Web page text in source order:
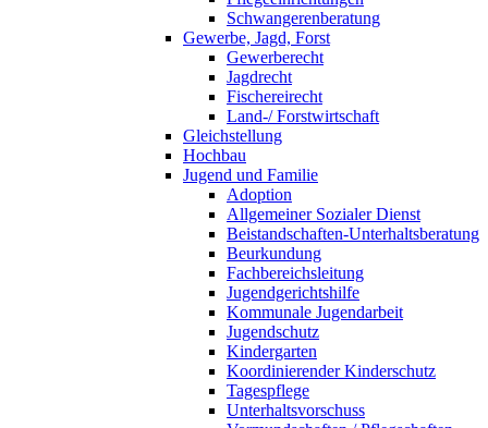
Schwangerenberatung
Gewerbe, Jagd, Forst
Gewerberecht
Jagdrecht
Fischereirecht
Land-/ Forstwirtschaft
Gleichstellung
Hochbau
Jugend und Familie
Adoption
Allgemeiner Sozialer Dienst
Beistandschaften-Unterhaltsberatung
Beurkundung
Fachbereichsleitung
Jugendgerichtshilfe
Kommunale Jugendarbeit
Jugendschutz
Kindergarten
Koordinierender Kinderschutz
Tagespflege
Unterhaltsvorschuss